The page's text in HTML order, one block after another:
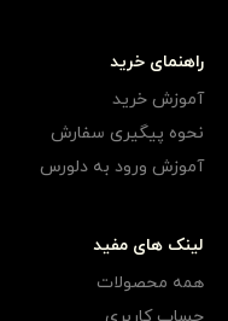
راهنمای خرید
آموزش خرید
نحوه پیگیری سفارش
آموزش ورود به دلورس
لینک های مفید
همه محصولات